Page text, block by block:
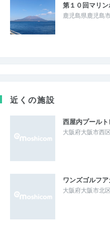
第１０回マリ
鹿児島県鹿児島
近くの施設
西屋内プール
大阪府大阪市西
ワンズゴルフ
大阪府大阪市北